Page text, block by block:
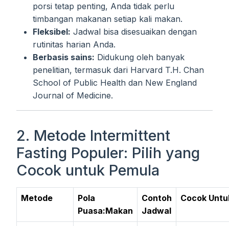
porsi tetap penting, Anda tidak perlu
timbangan makanan setiap kali makan.
Fleksibel: Jadwal bisa disesuaikan dengan
rutinitas harian Anda.
Berbasis sains: Didukung oleh banyak
penelitian, termasuk dari Harvard T.H. Chan
School of Public Health dan New England
Journal of Medicine.
2. Metode Intermittent
Fasting Populer: Pilih yang
Cocok untuk Pemula
Metode
Pola
Puasa:Makan
Contoh
Jadwal
Cocok